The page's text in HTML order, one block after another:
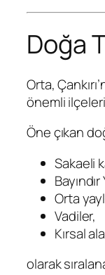
Doğa
Orta,
önemli
Öne çıkan
Sakaeli
Bayındır
Orta
Vadiler,
Kırsal
olarak